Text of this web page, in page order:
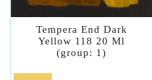
Tempera End Dark
Yellow 118 20 Ml
(group: 1)